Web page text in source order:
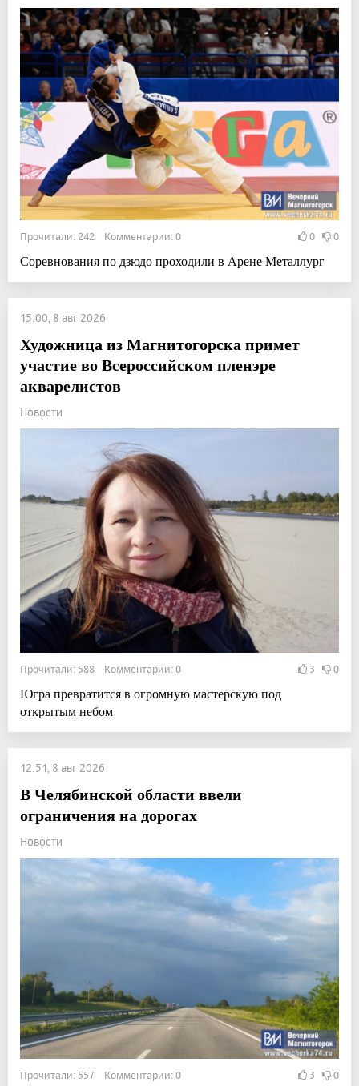
Прочитали: 242 Комментарии: 0 0 0
Соревнования по дзюдо проходили в Арене Металлург
15:00, 8 авг 2026
Художница из Магнитогорска примет
участие во Всероссийском пленэре
акварелистов
Новости
Прочитали: 588 Комментарии: 0 3 0
Югра превратится в огромную мастерскую под
открытым небом
12:51, 8 авг 2026
В Челябинской области ввели
ограничения на дорогах
Новости
Прочитали: 557 Комментарии: 0 3 0